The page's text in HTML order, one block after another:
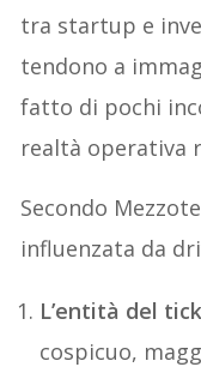
tra startup e
tendono a
fatto di pochi
realtà operativa
Secondo
influenzata da
L’entità del
cospicuo,